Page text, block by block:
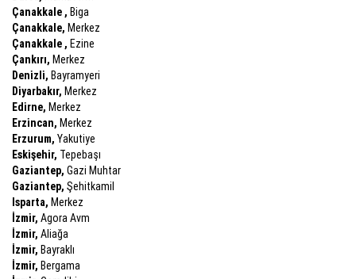
Çanakkale , Biga
Çanakkale, Merkez
Çanakkale , Ezine
Çankırı, Merkez
Denizli, Bayramyeri
Diyarbakır, Merkez
Edirne, Merkez
Erzincan, Merkez
Erzurum, Yakutiye
Eskişehir, Tepebaşı
Gaziantep, Gazi Muhtar
Gaziantep, Şehitkamil
Isparta, Merkez
İzmir, Agora Avm
İzmir, Aliağa
İzmir, Bayraklı
İzmir, Bergama